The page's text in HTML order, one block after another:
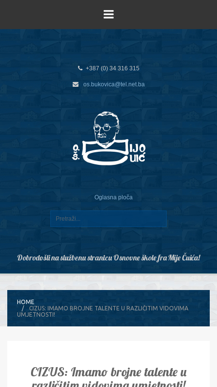
+387 (0) 34 316 315
os.bukovica@tel.net.ba
Oglasna ploča
Dobrodošli na službenu stranicu Osnovne škole fra Mije Čuića!
HOME
CIZUS: IMAMO BROJNE TALENTE U RAZLIČITIM VIDOVIMA
UMJETNOSTI!
CIZUS: Imamo brojne talente u